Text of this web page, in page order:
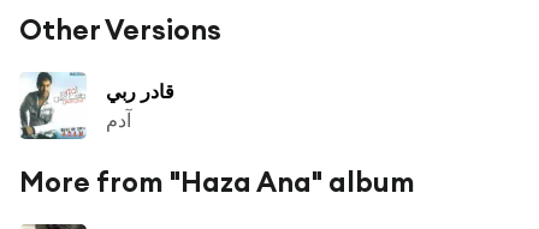
Other Versions
قادر ربي
آدم
More from "Haza Ana" album